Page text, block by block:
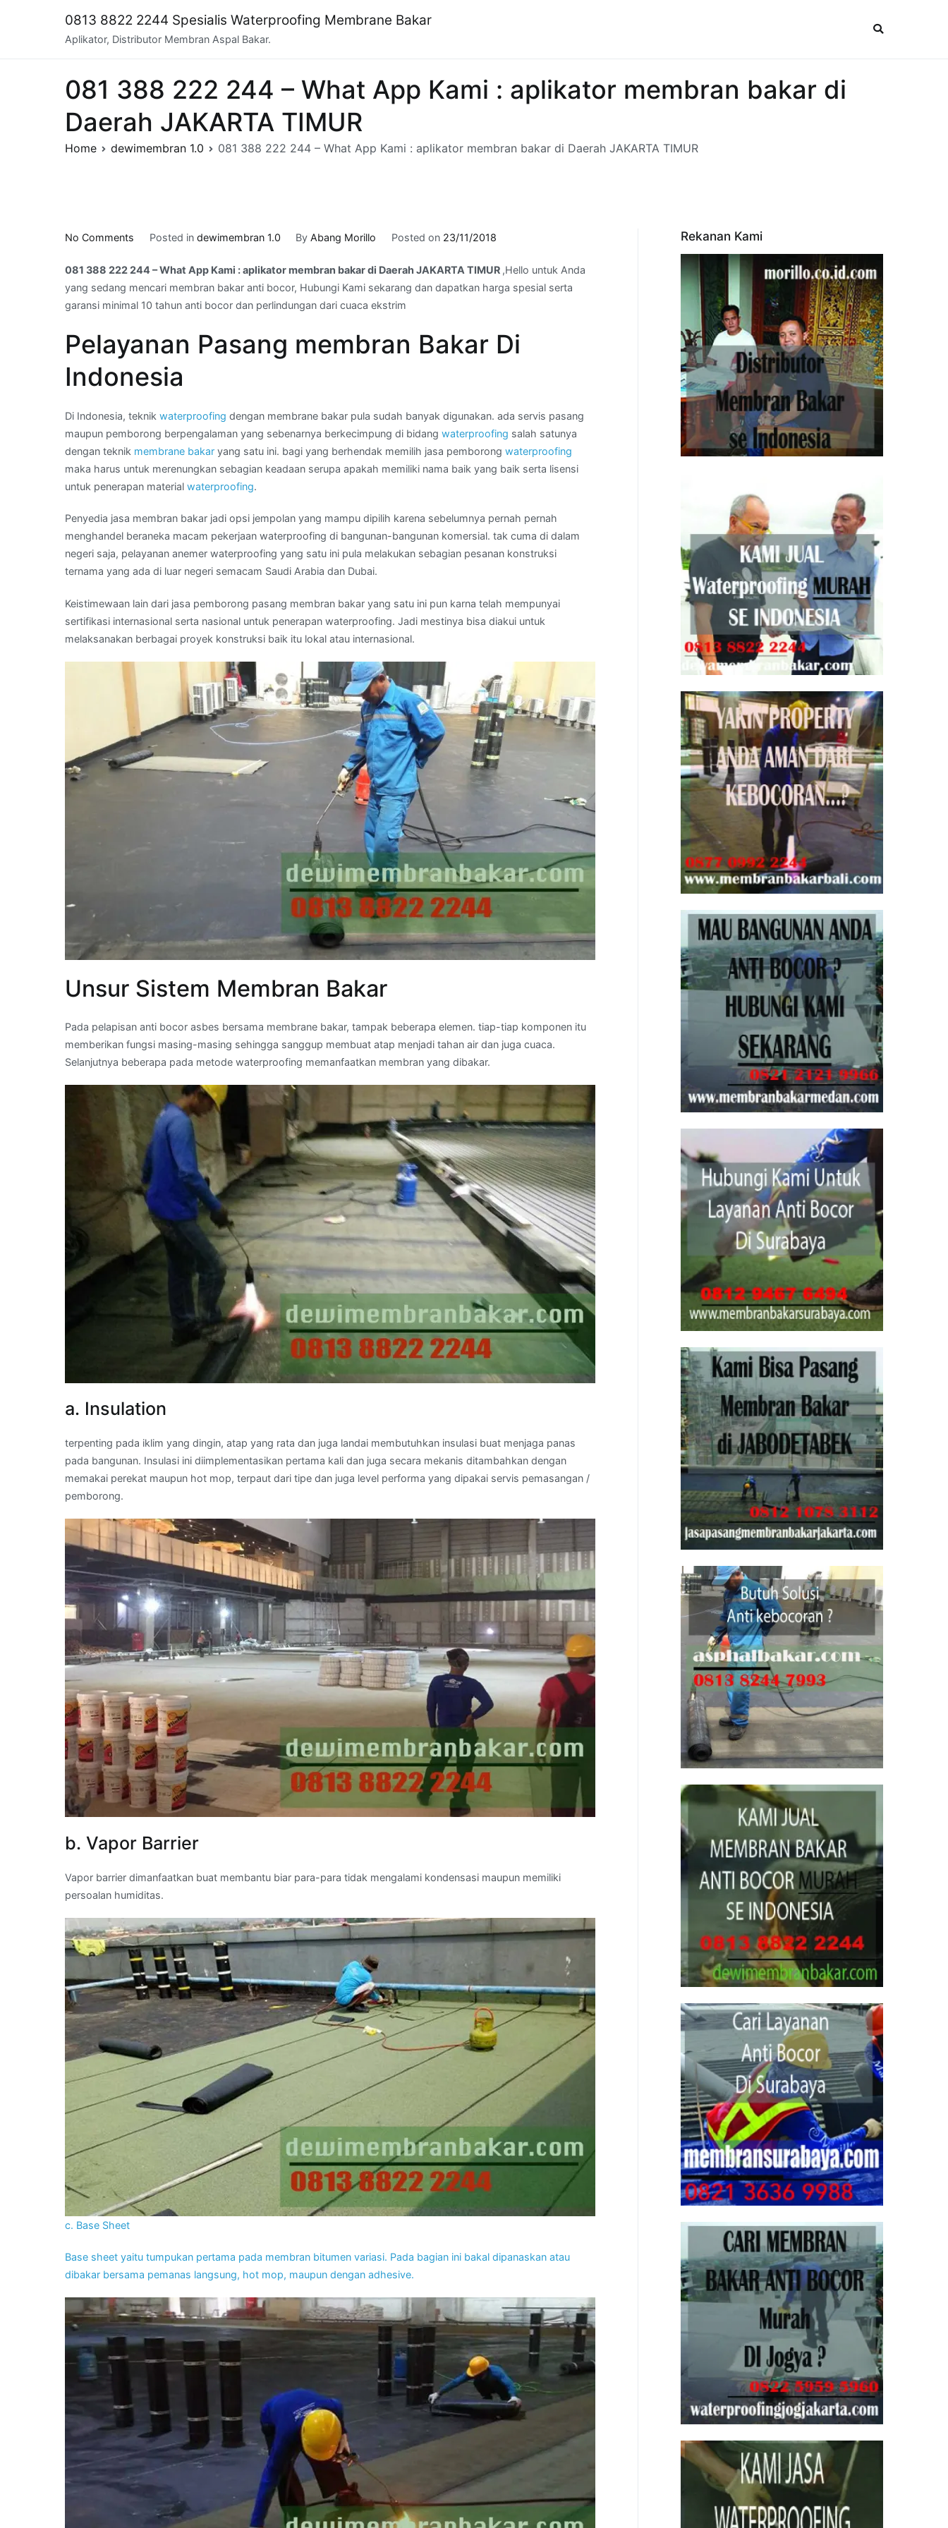
0813 8822 2244 Spesialis Waterproofing Membrane Bakar
Aplikator, Distributor Membran Aspal Bakar.
081 388 222 244 – What App Kami : aplikator membran bakar di
Daerah JAKARTA TIMUR
Home dewimembran 1.0 081 388 222 244 – What App Kami : aplikator membran bakar di Daerah JAKARTA TIMUR
No Comments
388
222
244
What
Kami
aplikator
membran
bakar
di
Daerah
TIMUR
Posted in dewimembran 1.0 ByAbang Morillo Posted on 23/11/2018
081 388 222 244 – What App Kami : aplikator membran bakar di Daerah JAKARTA TIMUR ,Hello untuk Anda
yang sedang mencari membran bakar anti bocor, Hubungi Kami sekarang dan dapatkan harga spesial serta
garansi minimal 10 tahun anti bocor dan perlindungan dari cuaca ekstrim
Pelayanan Pasang membran Bakar Di
Indonesia
Di Indonesia, teknik waterproofing dengan membrane bakar pula sudah banyak digunakan. ada servis pasang
maupun pemborong berpengalaman yang sebenarnya berkecimpung di bidang waterproofing salah satunya
dengan teknik membrane bakar yang satu ini. bagi yang berhendak memilih jasa pemborong waterproofing
maka harus untuk merenungkan sebagian keadaan serupa apakah memiliki nama baik yang baik serta lisensi
untuk penerapan material waterproofing.
Penyedia jasa membran bakar jadi opsi jempolan yang mampu dipilih karena sebelumnya pernah pernah
menghandel beraneka macam pekerjaan waterproofing di bangunan-bangunan komersial. tak cuma di dalam
negeri saja, pelayanan anemer waterproofing yang satu ini pula melakukan sebagian pesanan konstruksi
ternama yang ada di luar negeri semacam Saudi Arabia dan Dubai.
Keistimewaan lain dari jasa pemborong pasang membran bakar yang satu ini pun karna telah mempunyai
sertifikasi internasional serta nasional untuk penerapan waterproofing. Jadi mestinya bisa diakui untuk
melaksanakan berbagai proyek konstruksi baik itu lokal atau internasional.
Unsur Sistem Membran Bakar
Pada pelapisan anti bocor asbes bersama membrane bakar, tampak beberapa elemen. tiap-tiap komponen itu
memberikan fungsi masing-masing sehingga sanggup membuat atap menjadi tahan air dan juga cuaca.
Selanjutnya beberapa pada metode waterproofing memanfaatkan membran yang dibakar.
a. Insulation
terpenting pada iklim yang dingin, atap yang rata dan juga landai membutuhkan insulasi buat menjaga panas
pada bangunan. Insulasi ini diimplementasikan pertama kali dan juga secara mekanis ditambahkan dengan
memakai perekat maupun hot mop, terpaut dari tipe dan juga level performa yang dipakai servis pemasangan /
pemborong.
b. Vapor Barrier
Vapor barrier dimanfaatkan buat membantu biar para-para tidak mengalami kondensasi maupun memiliki
persoalan humiditas.
c. Base Sheet
Base sheet yaitu tumpukan pertama pada membran bitumen variasi. Pada bagian ini bakal dipanaskan atau
dibakar bersama pemanas langsung, hot mop, maupun dengan adhesive.
Rekanan Kami